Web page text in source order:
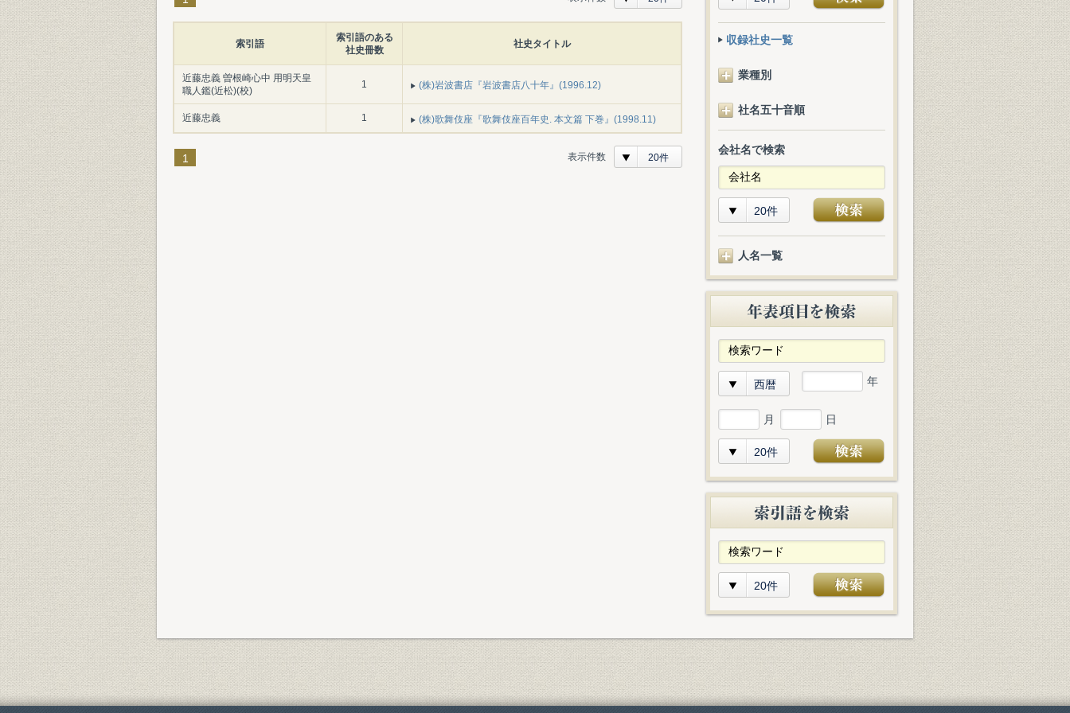
索引語
索引語のある
社史冊数
社史タイトル
近藤忠義 曽根崎心中 用明天皇
職人鑑(近松)(校)
1 (株)岩波書店『岩波書店八十年』(1996.12)
近藤忠義 1 (株)歌舞伎座『歌舞伎座百年史. 本文篇 下巻』(1998.11)
1 表示件数 20件
収録社史一覧
業種別
社名五十音順
会社名で検索
20件
人名一覧
西暦 年
月 日
20件
20件